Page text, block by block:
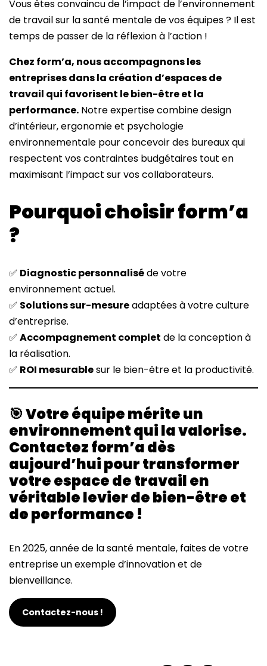
Vous êtes convaincu de l’impact de l’environnement
de travail sur la santé mentale de vos équipes ? Il est
temps de passer de la réflexion à l’action !
Chez form’a, nous accompagnons les
entreprises dans la création d’espaces de
travail qui favorisent le bien-être et la
performance. Notre expertise combine design
d’intérieur, ergonomie et psychologie
environnementale pour concevoir des bureaux qui
respectent vos contraintes budgétaires tout en
maximisant l’impact sur vos collaborateurs.
Pourquoi choisir form’a
?
✅ Diagnostic personnaliséde votre
environnement actuel.
✅ Solutions sur-mesureadaptées à votre culture
d’entreprise.
✅ Accompagnement complet de la conception à
la réalisation.
✅ ROI mesurablesur le bien-être et la productivité.
🎯 Votre équipe mérite un
environnement qui la valorise.
Contactez form’a dès
aujourd’hui pour transformer
votre espace de travail en
véritable levier de bien-être et
de performance !
En 2025, année de la santé mentale, faites de votre
entreprise un exemple d’innovation et de
bienveillance.
Contactez-nous !